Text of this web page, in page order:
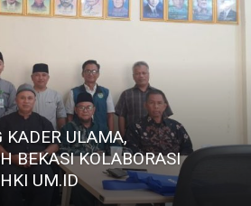
KADER ULAMA,
BEKASI KOLABORASI
UM.ID